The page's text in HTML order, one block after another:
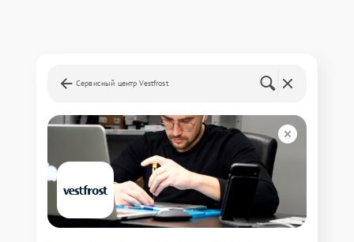
Сервисный центр Vestfrost